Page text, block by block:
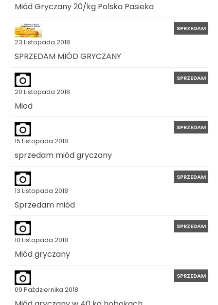
Miód Gryczany 20/kg Polska Pasieka
23 Listopada 2018
SPRZEDAM
SPRZEDAM MIÓD GRYCZANY
20 Listopada 2018
SPRZEDAM
Miod
15 Listopada 2018
SPRZEDAM
sprzedam miód gryczany
13 Listopada 2018
SPRZEDAM
Sprzedam miód
10 Listopada 2018
SPRZEDAM
Miód gryczany
09 Października 2018
SPRZEDAM